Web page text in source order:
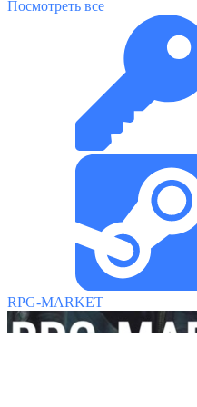
Посмотреть все
RPG-MARKET